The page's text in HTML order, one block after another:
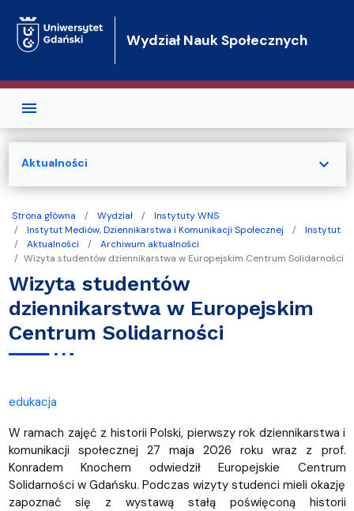
Wydział Nauk Społecznych
Strona główna Wydział
Instytuty WNS
Instytut Mediów, Dziennikarstwa i Komunikacji Społecznej
Instytut
Aktualności
Archiwum aktualności
Wizyta studentów dziennikarstwa w Europejskim Centrum Solidarności
Wizyta studentów
dziennikarstwa w Europejskim
Centrum Solidarności
edukacja
W ramach zajęć z historii Polski, pierwszy rok dziennikarstwa i
komunikacji społecznej 27 maja 2026 roku wraz z prof.
Konradem Knochem odwiedził Europejskie Centrum
Solidarności w Gdańsku. Podczas wizyty studenci mieli okazję
zapoznać się z wystawą stałą poświęconą historii
Aktualności expand_more